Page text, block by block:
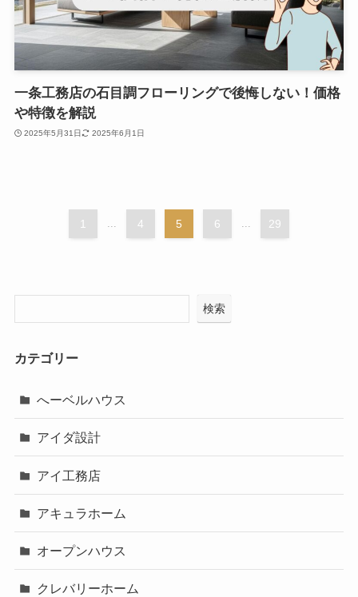
一条工務店の石目調フローリングで後悔しない！価格
や特徴を解説
2025年5月31日 2025年6月1日
1 ... 4 5 6 ... 29
検索
カテゴリー
へーベルハウス
アイダ設計
アイ工務店
アキュラホーム
オープンハウス
クレバリーホーム